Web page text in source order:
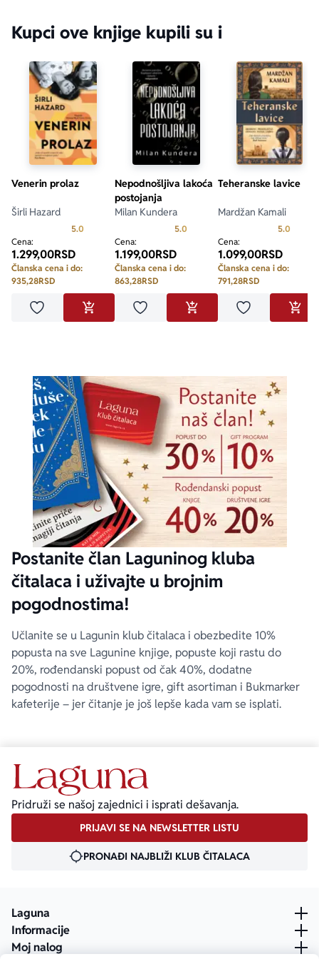
Kupci ove knjige kupili su i
Venerin prolaz
Širli Hazard
5.0 Prosecna ocena je 5.0 od 5
Cena:
1.299,00RSD
Članska cena i do:
935,28RSD
Dodaj u omiljeneDODAJ U KORPU
Nepodnošljiva lakoća
postojanja
Milan Kundera
5.0 Prosecna ocena je 5.0 od 5
Cena:
1.199,00RSD
Članska cena i do:
863,28RSD
Dodaj u omiljeneDODAJ U KORPU
Teheranske lavice
Mardžan Kamali
5.0
Cena:
1.099,00RSD
Članska cena i do:
791,28RSD
Dodaj u
Postanite član Laguninog kluba
čitalaca i uživajte u brojnim
pogodnostima!
Učlanite se u Lagunin klub čitalaca i obezbedite 10%
popusta na sve Lagunine knjige, popuste koji rastu do
20%, rođendanski popust od čak 40%, dodatne
pogodnosti na društvene igre, gift asortiman i Bukmarker
kafeterije – jer čitanje je još lepše kada vam se isplati.
Pridruži se našoj zajednici i isprati dešavanja.
PRIJAVI SE NA NEWSLETTER LISTU
PRONAĐI NAJBLIŽI KLUB ČITALACA
Laguna
Informacije
Moj nalog